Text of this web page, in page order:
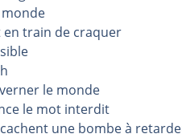
explosent en même temps
y croient toujours | Point
qui ralentit | Antoine
entier vacille en même temps
mais réserves au plus bas |
en train de craquer
le monde
le mot interdit
une bombe à